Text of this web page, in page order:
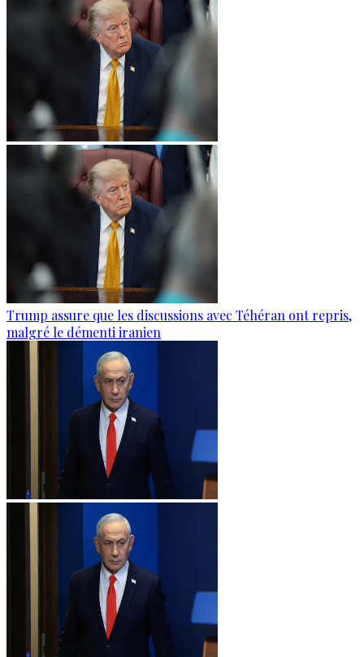
Trump assure que les discussions avec Téhéran ont repris,
malgré le démenti iranien